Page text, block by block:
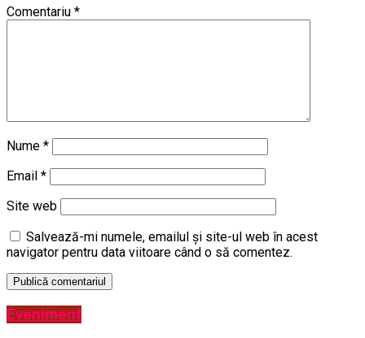
Comentariu *
Nume *
Email *
Site web
Salvează-mi numele, emailul și site-ul web în acest
navigator pentru data viitoare când o să comentez.
Eveniment